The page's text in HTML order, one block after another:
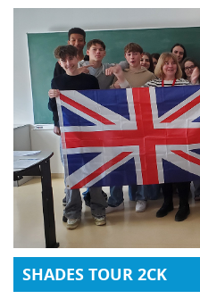
SHADES TOUR 2CK